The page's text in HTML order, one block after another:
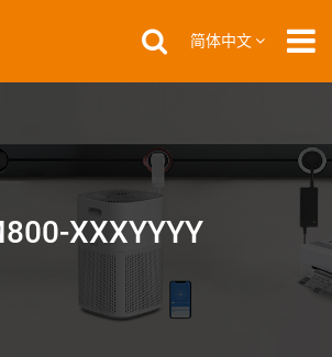
简体中文
XXXYYYY